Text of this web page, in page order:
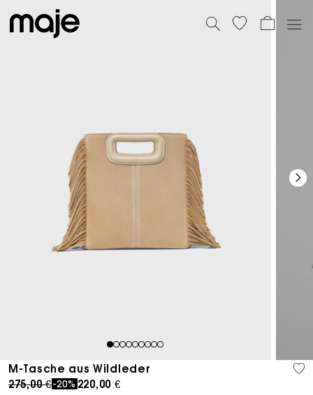
123456789
M-Tasche aus Wildleder
Price reduced from
275,00 €to
-20% 220,00 €